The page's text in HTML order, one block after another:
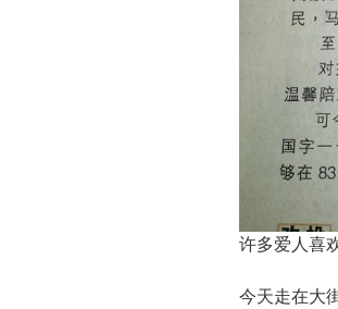
许多爱人喜
今天走在大